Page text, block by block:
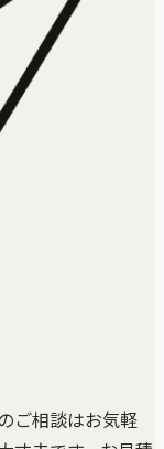
ご相談はお気軽